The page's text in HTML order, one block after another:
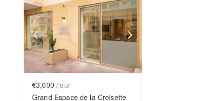
Show previous slide
€3,000 /jour
Grand Espace de la Croisette